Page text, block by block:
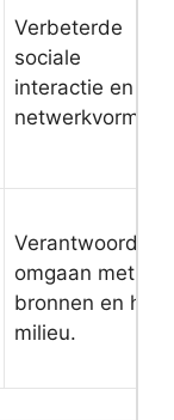
Verbeterde
sociale
interactie en
netwerkvorming.
Verantwoord
omgaan met
bronnen en het
milieu.